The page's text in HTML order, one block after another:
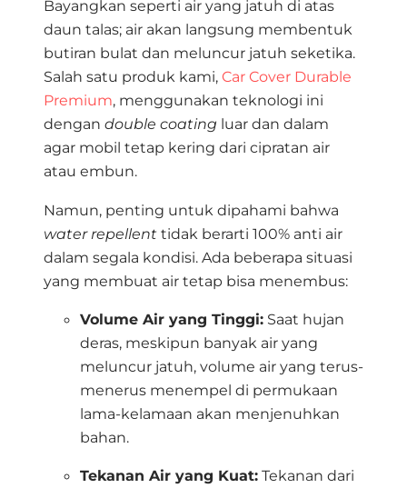
Bayangkan seperti air yang jatuh di atas
daun talas; air akan langsung membentuk
butiran bulat dan meluncur jatuh seketika.
Salah satu produk kami, Car Cover Durable
Premium, menggunakan teknologi ini
dengan double coating luar dan dalam
agar mobil tetap kering dari cipratan air
atau embun.
Namun, penting untuk dipahami bahwa
water repellent tidak berarti 100% anti air
dalam segala kondisi. Ada beberapa situasi
yang membuat air tetap bisa menembus:
Volume Air yang Tinggi: Saat hujan
deras, meskipun banyak air yang
meluncur jatuh, volume air yang terus-
menerus menempel di permukaan
lama-kelamaan akan menjenuhkan
bahan.
Tekanan Air yang Kuat: Tekanan dari